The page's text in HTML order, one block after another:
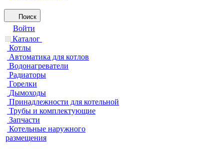
Поиск
Войти
Каталог
Котлы
Автоматика для котлов
Водонагреватели
Радиаторы
Горелки
Дымоходы
Принадлежности для котельной
Трубы и комплектующие
Запчасти
Котельные наружного
размещения